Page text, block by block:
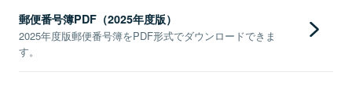
郵便番号簿PDF（2025年度版）
2025年度版郵便番号簿をPDF形式でダウンロードできま
す。